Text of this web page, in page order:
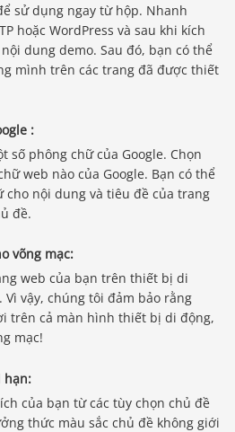
sử dụng ngay từ hộp. Nhanh
hoặc WordPress và sau khi kích
dung demo. Sau đó, bạn có thể
mình trên các trang đã được thiết
:
số phông chữ của Google. Chọn
web nào của Google. Bạn có thể
cho nội dung và tiêu đề của trang
đề.
võng mạc:
web của bạn trên thiết bị di
vậy, chúng tôi đảm bảo rằng
trên cả màn hình thiết bị di động,
mạc!
hạn:
của bạn từ các tùy chọn chủ đề
thức màu sắc chủ đề không giới